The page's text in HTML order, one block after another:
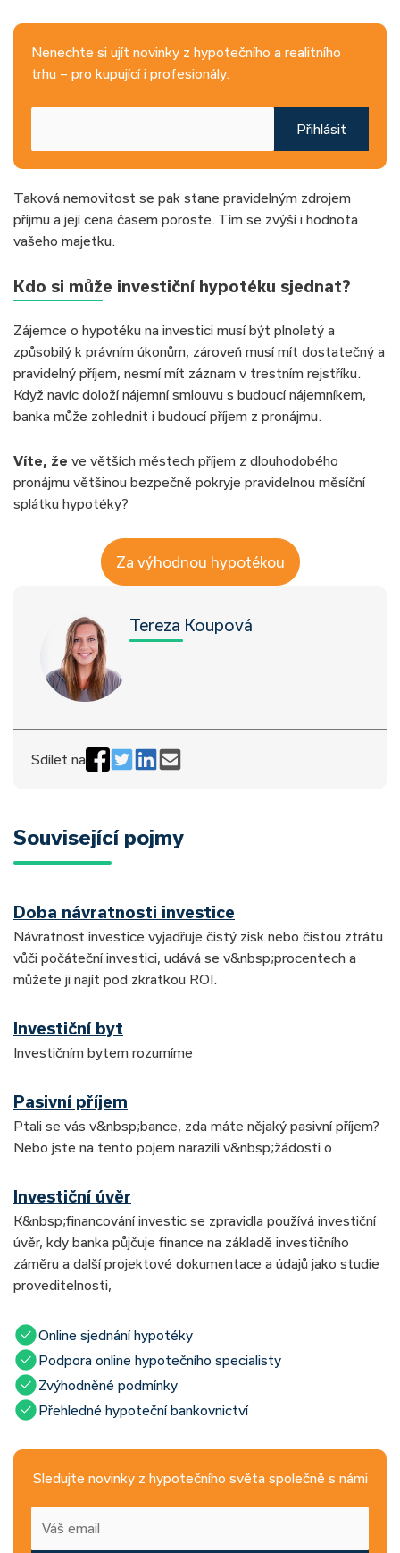
Nenechte si ujít novinky z hypotečního a realitního
trhu – pro kupující i profesionály.
Přihlásit
Taková nemovitost se pak stane pravidelným zdrojem
příjmu a její cena časem poroste. Tím se zvýší i hodnota
vašeho majetku.
Kdo si může investiční hypotéku sjednat?
Zájemce o hypotéku na investici musí být plnoletý a
způsobilý k právním úkonům, zároveň musí mít dostatečný a
pravidelný příjem, nesmí mít záznam v trestním rejstříku.
Když navíc doloží nájemní smlouvu s budoucí nájemníkem,
banka může zohlednit i budoucí příjem z pronájmu.
Víte, že ve větších městech příjem z dlouhodobého
pronájmu většinou bezpečně pokryje pravidelnou měsíční
splátku hypotéky?
Za výhodnou hypotékou
Tereza Koupová
Sdílet na
Související pojmy
Doba návratnosti investice
Návratnost investice vyjadřuje čistý zisk nebo čistou ztrátu
vůči počáteční investici, udává se v&nbsp;procentech a
můžete ji najít pod zkratkou ROI.
Investiční byt
Investičním bytem rozumíme
Pasivní příjem
Ptali se vás v&nbsp;bance, zda máte nějaký pasivní příjem?
Nebo jste na tento pojem narazili v&nbsp;žádosti o
Investiční úvěr
K&nbsp;financování investic se zpravidla používá investiční
úvěr, kdy banka půjčuje finance na základě investičního
záměru a další projektové dokumentace a údajů jako studie
proveditelnosti,
Online sjednání hypotéky
Podpora online hypotečního specialisty
Zvýhodněné podmínky
Přehledné hypoteční bankovnictví
Sledujte novinky z hypotečního světa společně s námi